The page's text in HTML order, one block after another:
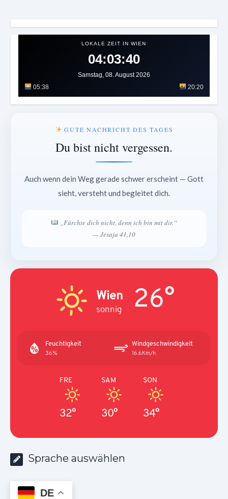
LOKALE ZEIT IN WIEN
04:03:43
Samstag, 08. August 2026
05:38
20:20
GUTE NACHRICHT DES TAGES
Du bist nicht vergessen.
Auch wenn dein Weg gerade schwer erscheint — Gott
sieht, versteht und begleitet dich.
„Fürchte dich nicht, denn ich bin mit dir.“
— Jesaja 41,10
Wien
sonnig 26°
Feuchtigkeit
36%
Windgeschwindigkeit
16.6Km/h
FRE
32°
SAM
30°
SON
34°
Sprache auswählen
DE